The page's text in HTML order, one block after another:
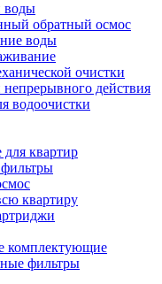
воды
обратный осмос
воды
очистки
действия
водоочистки
квартир
квартиру
комплектующие
фильтры